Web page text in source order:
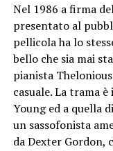
Nel 1986 a firma
presentato al
pellicola ha lo
bello che sia mai
pianista
casuale. La trama
Young ed a quella
un sassofonista
da Dexter Gordon,